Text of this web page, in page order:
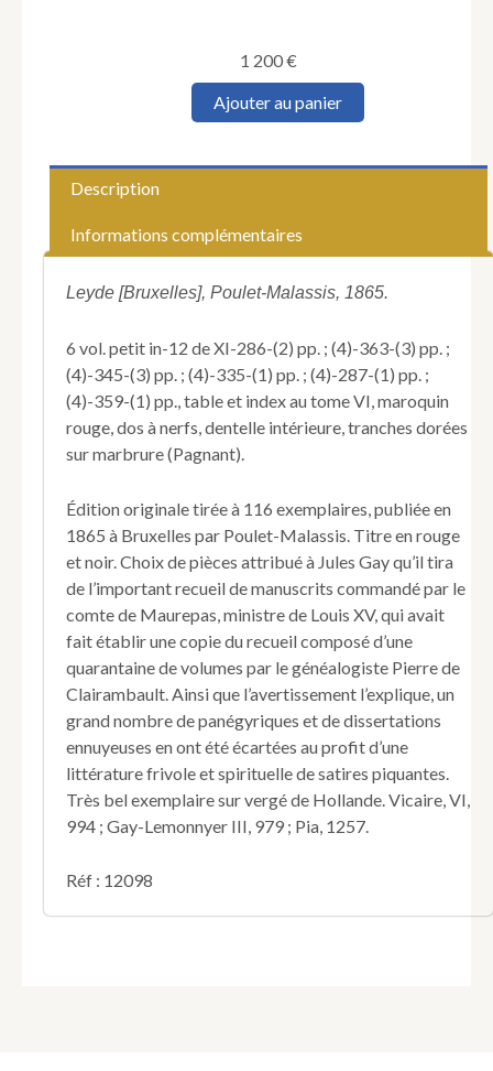
1 200€
quantité
comte
de).
dit
pièces
libres,
chansons,
épigrammes
et
autres
satiriques
sur
divers
personnages
des
siècles
de
Louis
XIV
Louis
XV,
accompagnés
de
remarques
curieuses
Ajouter au panier
Description
Informations complémentaires
Leyde [Bruxelles], Poulet-Malassis, 1865.
6 vol. petit in-12 de XI-286-(2) pp. ; (4)-363-(3) pp. ;
(4)-345-(3) pp. ; (4)-335-(1) pp. ; (4)-287-(1) pp. ;
(4)-359-(1) pp., table et index au tome VI, maroquin
rouge, dos à nerfs, dentelle intérieure, tranches dorées
sur marbrure (Pagnant).
Édition originale tirée à 116 exemplaires, publiée en
1865 à Bruxelles par Poulet-Malassis. Titre en rouge
et noir. Choix de pièces attribué à Jules Gay qu’il tira
de l’important recueil de manuscrits commandé par le
comte de Maurepas, ministre de Louis XV, qui avait
fait établir une copie du recueil composé d’une
quarantaine de volumes par le généalogiste Pierre de
Clairambault. Ainsi que l’avertissement l’explique, un
grand nombre de panégyriques et de dissertations
ennuyeuses en ont été écartées au profit d’une
littérature frivole et spirituelle de satires piquantes.
Très bel exemplaire sur vergé de Hollande. Vicaire, VI,
994 ; Gay-Lemonnyer III, 979 ; Pia, 1257.
Réf : 12098